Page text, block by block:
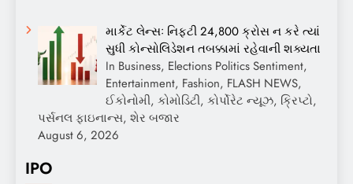
માર્કેટ લેન્સઃ નિફ્ટી 24,800 ક્રોસ ન કરે ત્યાં
સુધી કોન્સોલિડેશન તબક્કામાં રહેવાની શક્યતા
In Business, Elections Politics Sentiment,
Entertainment, Fashion, FLASH NEWS,
ઈકોનોમી, કોમોડિટી, કોર્પોરેટ ન્યૂઝ, ક્રિપ્ટો,
પર્સનલ ફાઇનાન્સ, શેર બજાર
August 6, 2026
IPO